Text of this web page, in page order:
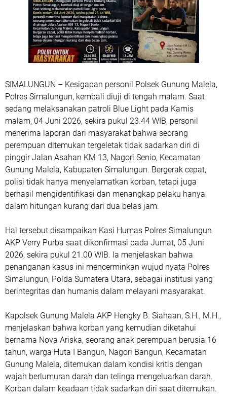
SIMALUNGUN – Kesigapan personil Polsek Gunung Malela,
Polres Simalungun, kembali diuji di tengah malam. Saat
sedang melaksanakan patroli Blue Light pada Kamis
malam, 04 Juni 2026, sekira pukul 23.44 WIB, personil
menerima laporan dari masyarakat bahwa seorang
perempuan ditemukan tergeletak tidak sadarkan diri di
pinggir Jalan Asahan KM 13, Nagori Senio, Kecamatan
Gunung Malela, Kabupaten Simalungun. Bergerak cepat,
polisi tidak hanya menyelamatkan korban, tetapi juga
berhasil mengidentifikasi dan menangkap pelaku hanya
dalam hitungan kurang dari dua belas jam.
Hal tersebut disampaikan Kasi Humas Polres Simalungun
AKP Verry Purba saat dikonfirmasi pada Jumat, 05 Juni
2026, sekira pukul 21.00 WIB. Ia menjelaskan bahwa
penanganan kasus ini mencerminkan wujud nyata Polres
Simalungun, Polda Sumatera Utara, sebagai institusi yang
berintegritas dan humanis dalam melayani masyarakat.
Kapolsek Gunung Malela AKP Hengky B. Siahaan, S.H., M.H.,
menjelaskan bahwa korban yang kemudian diketahui
bernama Nova Ariska, seorang anak perempuan berusia 16
tahun, warga Huta I Bangun, Nagori Bangun, Kecamatan
Gunung Malela, ditemukan dalam kondisi kritis dengan
wajah berlumuran darah dan telinga mengeluarkan darah.
Korban dalam keadaan tidak sadarkan diri saat ditemukan.